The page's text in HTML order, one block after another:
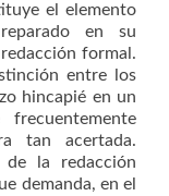
el elemento
en su
formal.
entre los
hincapié en un
tan acertada.
de la redacción
demanda, en el